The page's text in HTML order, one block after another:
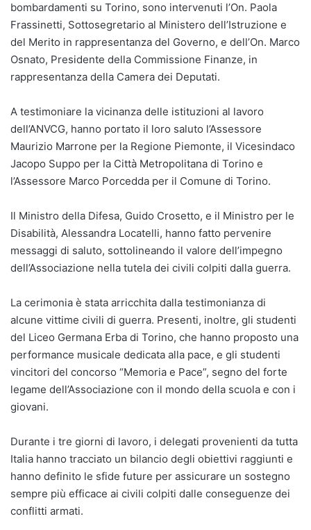
bombardamenti su Torino, sono intervenuti l’On. Paola
Frassinetti, Sottosegretario al Ministero dell’Istruzione e
del Merito in rappresentanza del Governo, e dell’On. Marco
Osnato, Presidente della Commissione Finanze, in
rappresentanza della Camera dei Deputati.
A testimoniare la vicinanza delle istituzioni al lavoro
dell’ANVCG, hanno portato il loro saluto l’Assessore
Maurizio Marrone per la Regione Piemonte, il Vicesindaco
Jacopo Suppo per la Città Metropolitana di Torino e
l’Assessore Marco Porcedda per il Comune di Torino.
Il Ministro della Difesa, Guido Crosetto, e il Ministro per le
Disabilità, Alessandra Locatelli, hanno fatto pervenire
messaggi di saluto, sottolineando il valore dell’impegno
dell’Associazione nella tutela dei civili colpiti dalla guerra.
La cerimonia è stata arricchita dalla testimonianza di
alcune vittime civili di guerra. Presenti, inoltre, gli studenti
del Liceo Germana Erba di Torino, che hanno proposto una
performance musicale dedicata alla pace, e gli studenti
vincitori del concorso “Memoria e Pace”, segno del forte
legame dell’Associazione con il mondo della scuola e con i
giovani.
Durante i tre giorni di lavoro, i delegati provenienti da tutta
Italia hanno tracciato un bilancio degli obiettivi raggiunti e
hanno definito le sfide future per assicurare un sostegno
sempre più efficace ai civili colpiti dalle conseguenze dei
conflitti armati.